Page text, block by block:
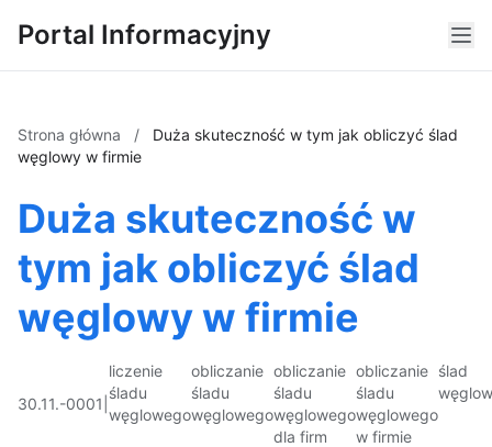
Portal Informacyjny
Strona główna /
Duża skuteczność w tym jak obliczyć ślad
węglowy w firmie
Duża skuteczność w
tym jak obliczyć ślad
węglowy w firmie
30.11.-0001
liczenie
śladu
węglowego
obliczanie
śladu
węglowego
obliczanie
śladu
węglowego
dla firm
obliczanie
śladu
węglowego
w firmie
ślad